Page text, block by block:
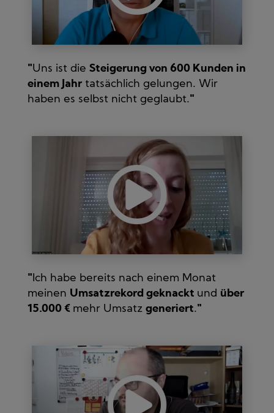
"Uns ist die Steigerung von 600 Kunden in
einem Jahrtatsächlich gelungen. Wir
haben es selbst nicht geglaubt."
"Ich habe bereits nach einem Monat
meinen Umsatzrekord geknackt und über
15.000 € mehr Umsatz generiert."